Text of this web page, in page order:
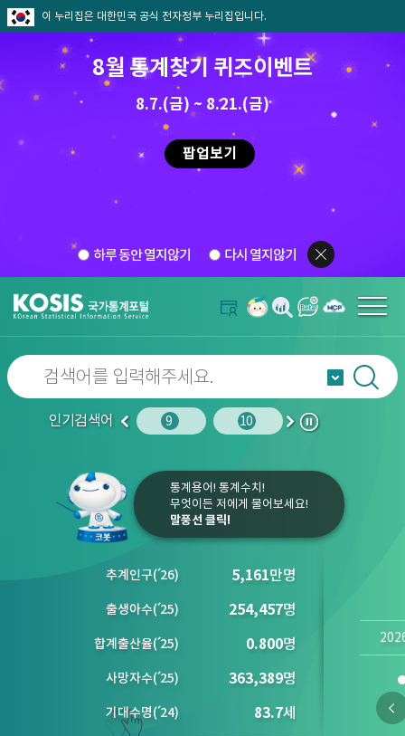
이 누리집은 대한민국 공식 전자정부 누리집입니다.
8월 통계찾기 퀴즈이벤트
8.7.(금) ~ 8.21.(금)
팝업보기
하루 동안 열지않기 다시 열지않기
인기검색어
이
10 임금 9 10 1
다
정
통계용어! 통계수치!
무엇이든 저에게 물어보세요!
말풍선 클릭!
추계인구(´26) 5,161만명
출생아수(´25) 254,457명
합계출산율(´25) 0.800명
사망자수(´25) 363,389명
기대수명(´24) 83.7세